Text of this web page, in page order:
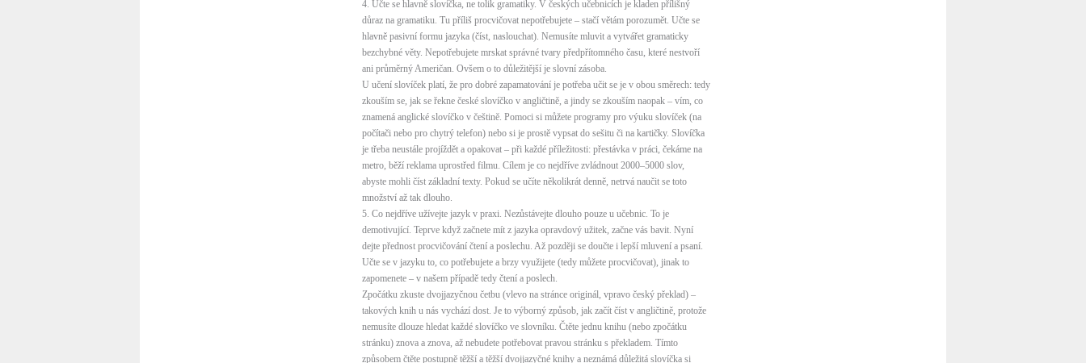
4. Učte se hlavně slovíčka, ne tolik gramatiky. V českých učebnicích je kladen přílišný
důraz na gramatiku. Tu příliš procvičovat nepotřebujete – stačí větám porozumět. Učte se
hlavně pasivní formu jazyka (číst, naslouchat). Nemusíte mluvit a vytvářet gramaticky
bezchybné věty. Nepotřebujete mrskat správné tvary předpřítomného času, které nestvoří
ani průměrný Američan. Ovšem o to důležitější je slovní zásoba.
U učení slovíček platí, že pro dobré zapamatování je potřeba učit se je v obou směrech: tedy
zkouším se, jak se řekne české slovíčko v angličtině, a jindy se zkouším naopak – vím, co
znamená anglické slovíčko v češtině. Pomoci si můžete programy pro výuku slovíček (na
počítači nebo pro chytrý telefon) nebo si je prostě vypsat do sešitu či na kartičky. Slovíčka
je třeba neustále projíždět a opakovat – při každé příležitosti: přestávka v práci, čekáme na
metro, běží reklama uprostřed filmu. Cílem je co nejdříve zvládnout 2000–5000 slov,
abyste mohli číst základní texty. Pokud se učíte několikrát denně, netrvá naučit se toto
množství až tak dlouho.
5. Co nejdříve užívejte jazyk v praxi. Nezůstávejte dlouho pouze u učebnic. To je
demotivující. Teprve když začnete mít z jazyka opravdový užitek, začne vás bavit. Nyní
dejte přednost procvičování čtení a poslechu. Až později se doučte i lepší mluvení a psaní.
Učte se v jazyku to, co potřebujete a brzy využijete (tedy můžete procvičovat), jinak to
zapomenete – v našem případě tedy čtení a poslech.
Zpočátku zkuste dvojjazyčnou četbu (vlevo na stránce originál, vpravo český překlad) –
takových knih u nás vychází dost. Je to výborný způsob, jak začít číst v angličtině, protože
nemusíte dlouze hledat každé slovíčko ve slovníku. Čtěte jednu knihu (nebo zpočátku
stránku) znova a znova, až nebudete potřebovat pravou stránku s překladem. Tímto
způsobem čtěte postupně těžší a těžší dvojjazyčné knihy a neznámá důležitá slovíčka si